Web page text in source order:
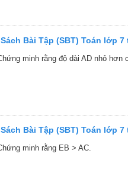
Bài Tập (SBT) Toán lớp 7
minh rằng độ dài AD nhỏ hơn
Bài Tập (SBT) Toán lớp 7
minh rằng EB > AC.